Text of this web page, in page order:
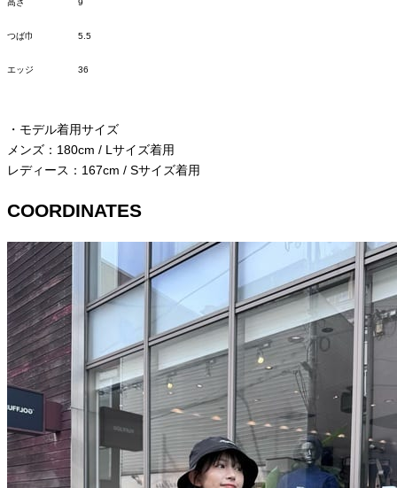
高さ 9
つば巾 5.5
エッジ 36
・モデル着用サイズ
メンズ：180cm / Lサイズ着用
レディース： 167cm / Sサイズ着用
COORDINATES